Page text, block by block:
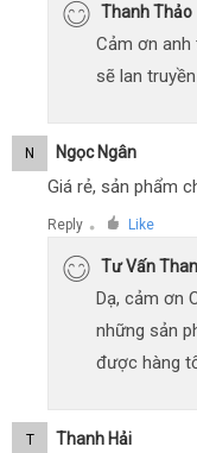
Thanh Thảo
Cảm ơn
sẽ lan
N Ngọc Ngân
Giá rẻ, sản phẩm
Reply ● Like
Tư Vấn
Dạ, cảm ơn
những sản
được hàng
T Thanh Hải